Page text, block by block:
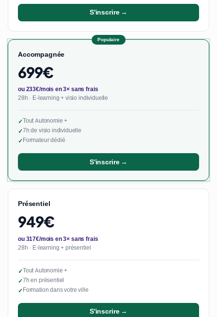
S'inscrire →
Populaire
Accompagnée
699€
ou 233€/mois en 3× sans frais
28h · E-learning + visio individuelle
✓Tout Autonomie +
✓7h de visio individuelle
✓Formateur dédié
S'inscrire →
Présentiel
949€
ou 317€/mois en 3× sans frais
28h · E-learning + présentiel
✓Tout Autonomie +
✓7h en présentiel
✓Formation dans votre ville
S'inscrire →